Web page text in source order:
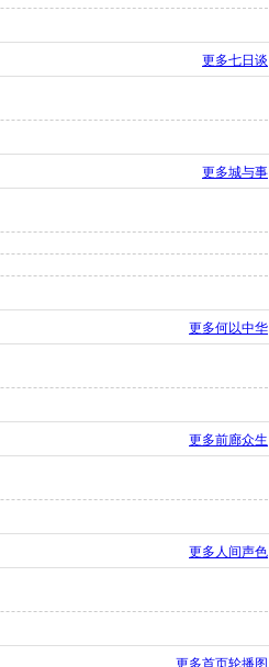
更多七日谈
更多城与事
更多何以中华
更多前廊众生
更多人间声色
更多首页轮播图